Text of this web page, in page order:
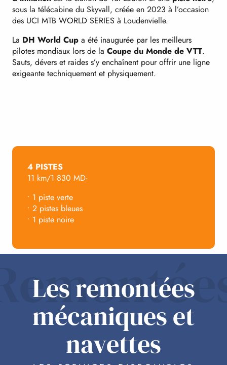
sous la télécabine du Skyvall, créée en 2023 à l’occasion
des UCI MTB WORLD SERIES à Loudenvielle.
La DH World Cup a été inaugurée par les meilleurs
pilotes mondiaux lors de la Coupe du Monde de VTT.
Sauts, dévers et raides s’y enchaînent pour offrir une ligne
exigeante techniquement et physiquement.
4 PISTES
11 km/1 830 MD-
• 1 piste verte
• 2 pistes bleues
• 1 piste noire
Les remontées
mécaniques et
navettes